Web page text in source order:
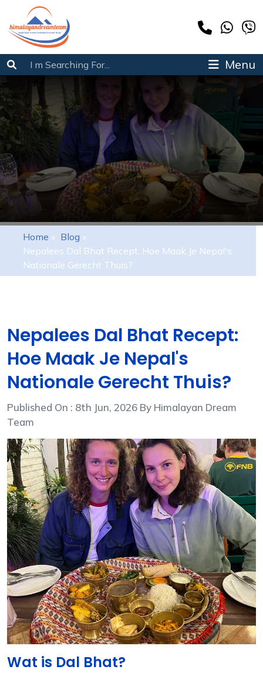
Menu
Home » Blog »
Nepalees Dal Bhat Recept: Hoe Maak Je Nepal's
Nationale Gerecht Thuis?
Nepalees Dal Bhat Recept:
Hoe Maak Je Nepal's
Nationale Gerecht Thuis?
Published On : 8th Jun, 2026 By Himalayan Dream
Team
Wat is Dal Bhat?